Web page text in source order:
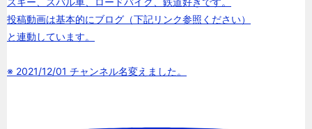
投稿動画は基本的にブログ（下記リンク参照ください）
と連動しています。
※ 2021/12/01 チャンネル名変えました。